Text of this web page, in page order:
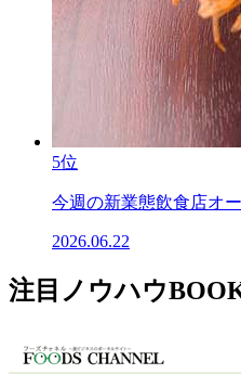
5位
今週の新業態飲食店オ
2026.06.22
注目ノウハウ